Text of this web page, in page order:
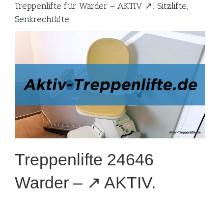
Treppenlifte für Warder – AKTIV ↗️: Sitzlifte,
Senkrechtlifte
Treppenlifte 24646
Warder – ↗️ AKTIV.